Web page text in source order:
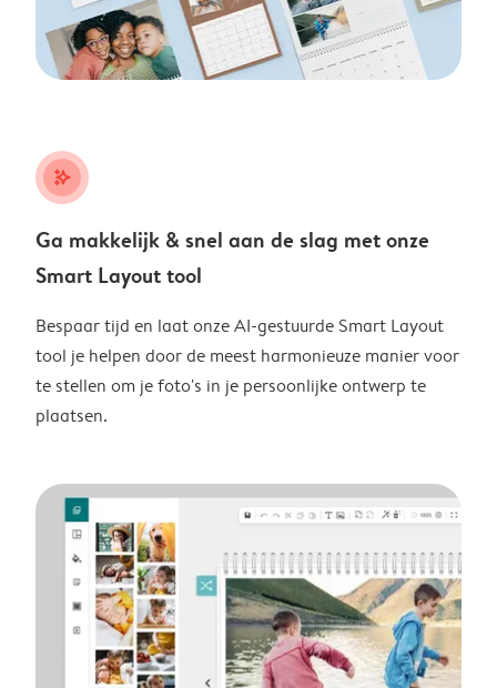
stars_plus
Ga makkelijk & snel aan de slag met onze
Smart Layout tool
Bespaar tijd en laat onze AI-gestuurde Smart Layout
tool je helpen door de meest harmonieuze manier voor
te stellen om je foto's in je persoonlijke ontwerp te
plaatsen.